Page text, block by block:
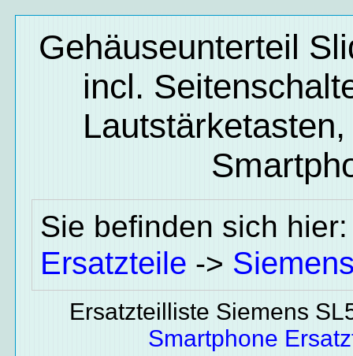
Gehäuseunterteil
incl.
Sie befinden sich
Ersatzteile ->
Ersatzteilliste Siemens
Smartphone